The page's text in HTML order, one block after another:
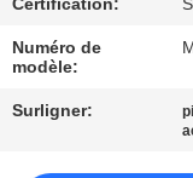
NOUS
Certification:
Numéro de
modèle:
Surligner: